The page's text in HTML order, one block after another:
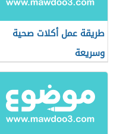
طريقة عمل أكلات صحية
وسريعة